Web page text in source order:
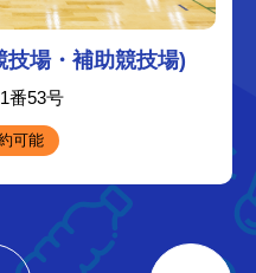
場・補助競技場)
番53号
可能